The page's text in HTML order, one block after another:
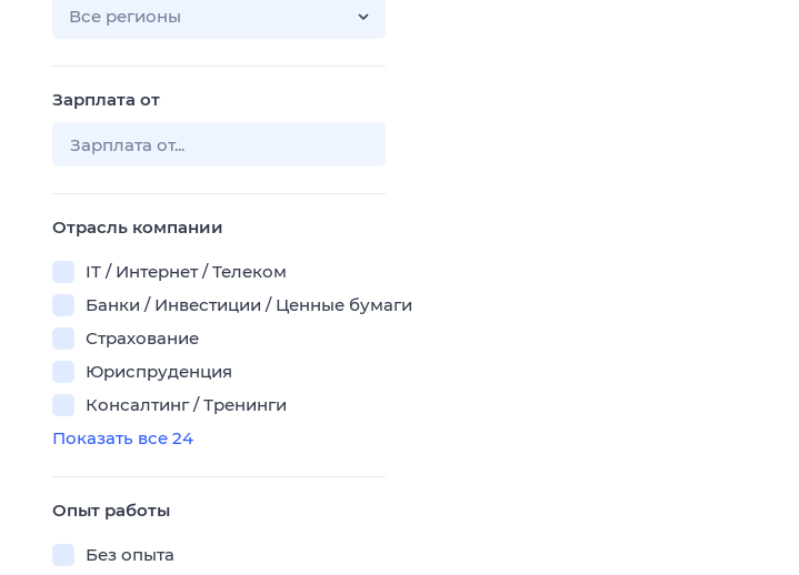
Все регионы
Зарплата от
Отрасль компании
IT / Интернет / Телеком
Банки / Инвестиции / Ценные бумаги
Страхование
Юриспруденция
Консалтинг / Тренинги
Показать все 24
Опыт работы
Без опыта